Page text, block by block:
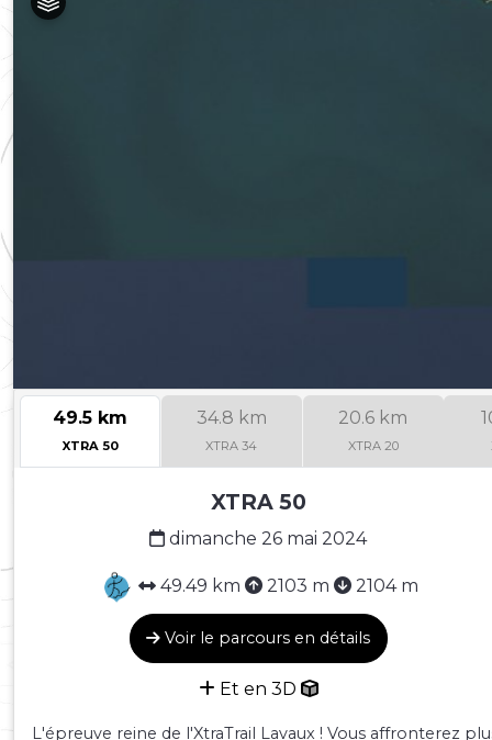
49.5 km
XTRA 50
34.8 km
XTRA 34
20.6 km
XTRA 20
XTRA 50
dimanche 26 mai 2024
49.49 km 2103 m 2104 m
Voir le parcours en détails
Et en 3D
L'épreuve reine de l'XtraTrail Lavaux ! Vous affronterez